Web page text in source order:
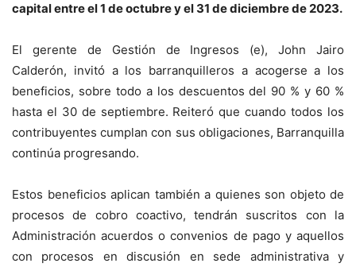
capital entre el 1 de octubre y el 31 de diciembre de 2023.
El gerente de Gestión de Ingresos (e), John Jairo
Calderón, invitó a los barranquilleros a acogerse a los
beneficios, sobre todo a los descuentos del 90 % y 60 %
hasta el 30 de septiembre. Reiteró que cuando todos los
contribuyentes cumplan con sus obligaciones, Barranquilla
continúa progresando.
Estos beneficios aplican también a quienes son objeto de
procesos de cobro coactivo, tendrán suscritos con la
Administración acuerdos o convenios de pago y aquellos
con procesos en discusión en sede administrativa y